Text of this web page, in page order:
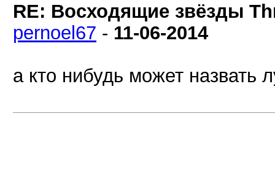
RE: Восходящие звёзды
pernoel67 - 11-06-2014
а кто нибудь может назвать